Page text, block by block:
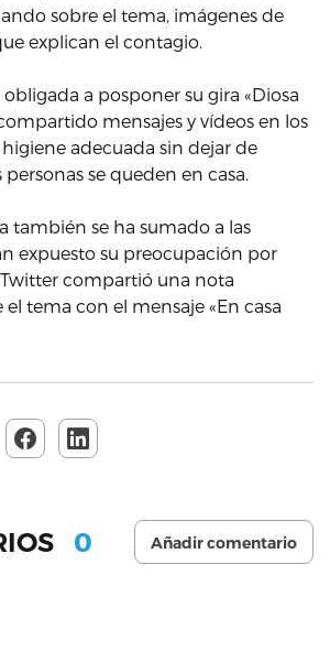
sobre el tema, imágenes de
explican el contagio.
obligada a posponer su gira «Diosa
mensajes y vídeos en los
adecuada sin dejar de
se queden en casa.
también se ha sumado a las
expuesto su preocupación por
Twitter compartió una nota
tema con el mensaje «En casa
0 Añadir comentario